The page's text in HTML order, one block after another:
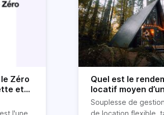
Zéro
et
Quel est le
locatif moyen
location Airbnb ?
Souplesse de